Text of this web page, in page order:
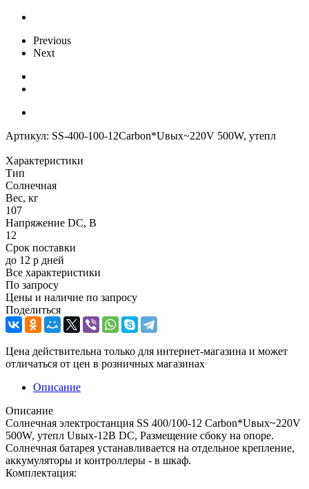
Previous
Next
Артикул: SS-400-100-12Carbon*Uвых~220V 500W, утепл
Характеристики
Тип
Солнечная
Вес, кг
107
Напряжение DC, В
12
Срок поставки
до 12 р дней
Все характеристики
По запросу
Цены и наличие по запросу
Поделиться
Цена действительна только для интернет-магазина и может
отличаться от цен в розничных магазинах
Описание
Описание
Солнечная электростанция SS 400/100-12 Carbon*Uвых~220V
500W, утепл Uвых-12В DC, Размещение сбоку на опоре.
Солнечная батарея устанавливается на отдельное крепление,
аккумуляторы и контроллеры - в шкаф.
Комплектация: